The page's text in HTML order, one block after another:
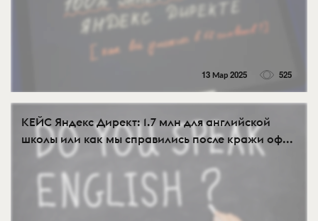
13 Мар 2025 525
КЕЙС Яндекс Директ: 1.7 млн для английской
школы или как мы справились после кражи оф...